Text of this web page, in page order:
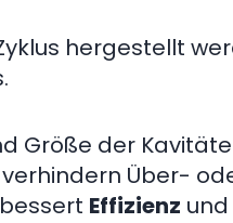
hergestellt
Größe der
Über-
Effizienz